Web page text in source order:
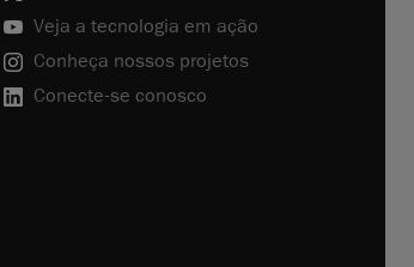
Veja a tecnologia em ação
Conheça nossos projetos
Conecte-se conosco